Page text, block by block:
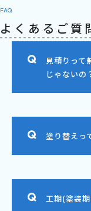
FAQ
よくあるご質
見積りって
じゃないの
塗り替えっ
工期(塗装